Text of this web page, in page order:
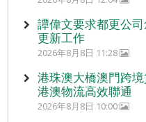
譚偉文要求都更公
更新工作
2026年8月8日 11:28
港珠澳大橋澳門跨
港澳物流高效聯通
2026年8月8日 10:00